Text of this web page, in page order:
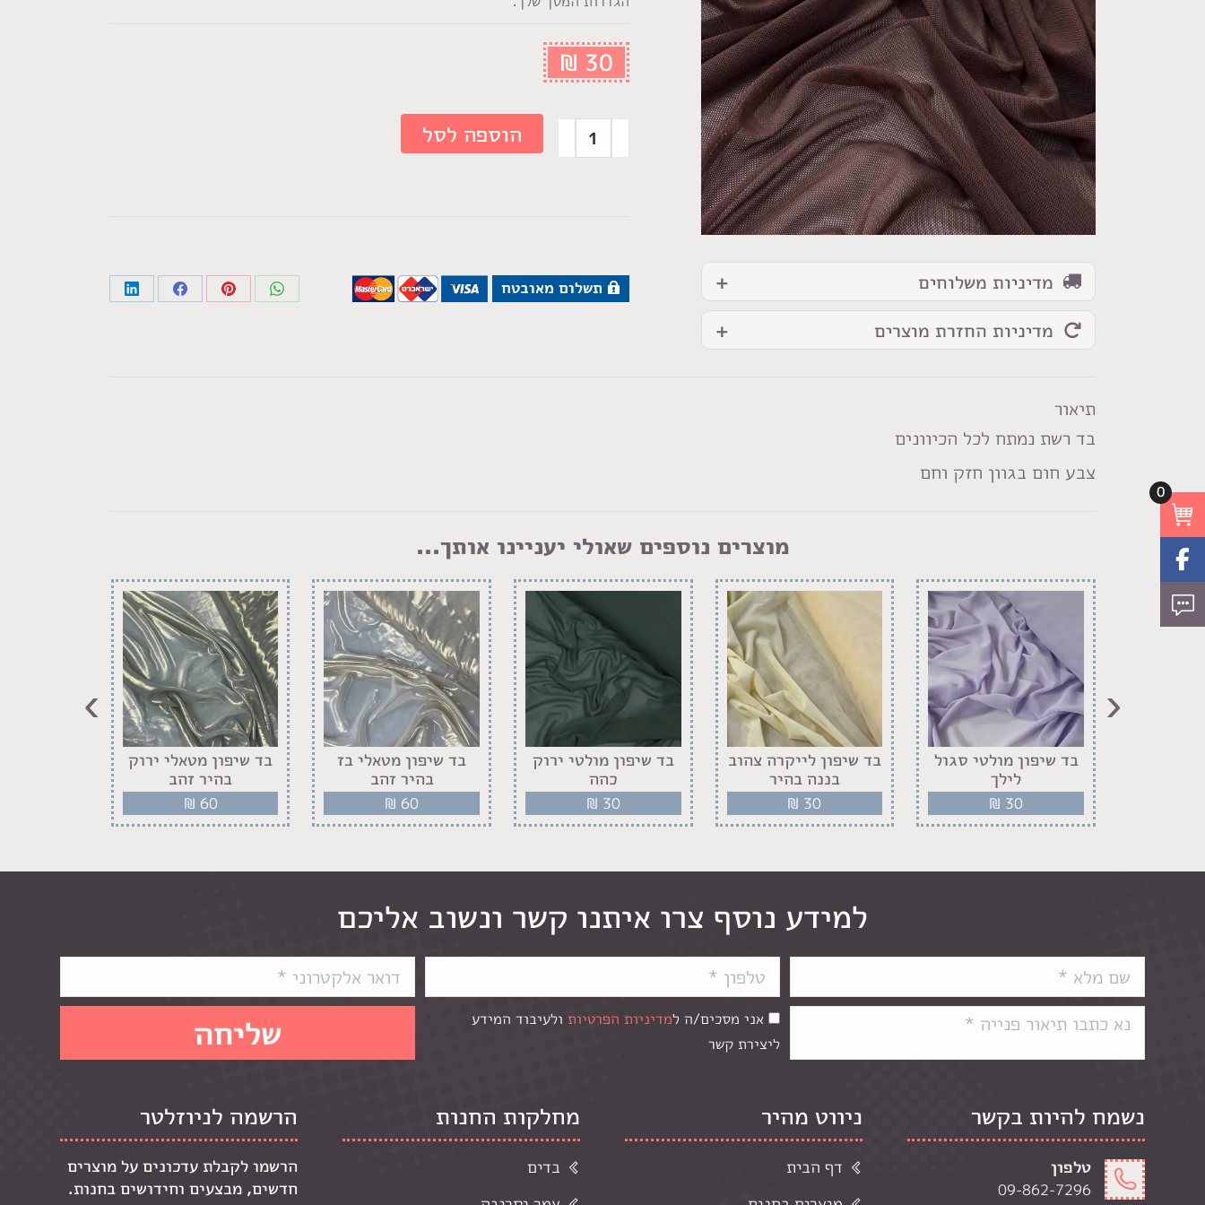
מדיניות משלוחים
מדיניות החזרת מוצרים
₪ 30
כמות
של
בד
שיפון
לייקרה
חזק
הוספה לסל
תשלום מאובטח
Share
Share
Share
Share
תיאור
בד רשת נמתח לכל הכיוונים
צבע חום בגוון חזק וחם
מוצרים נוספים שאולי יעניינו אותך...
בד שיפון מולטי סגול
לילך
₪ 30
בד שיפון לייקרה צהוב
בננה בהיר
₪ 30
בד שיפון מולטי ירוק
כהה
₪ 30
בד שיפון מטאלי בז
בהיר זהב
₪ 60
בד שיפון מטאלי ירוק
בהיר זהב
₪ 60
‹
›
למידע נוסף צרו איתנו קשר ונשוב אליכם
אני מסכים/ה למדיניות הפרטיות ולעיבוד המידע
ליצירת קשר
נשמח להיות בקשר
טלפון
09-862-7296
ניווט מהיר
דף הבית
מחלקות החנות
בדים
הרשמה לניוזלטר
הרשמו לקבלת עדכונים על מוצרים
חדשים, מבצעים וחידושים בחנות.
0